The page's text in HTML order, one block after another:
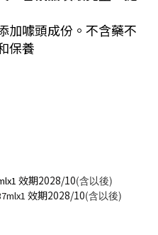
加噱頭成份。不含藥不
保養
效期2028/10(含以後)
效期2028/10(含以後)